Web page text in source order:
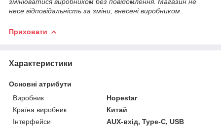
несе відповідальність за зміни, внесені виробником.
Приховати
Характеристики
Основні атрибути
Виробник
Hopestar
Країна виробник
Китай
Інтерфейси
AUX-вхід, Type-C, USB